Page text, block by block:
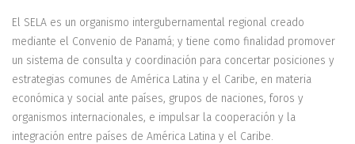
El SELA es un organismo intergubernamental regional creado
mediante el Convenio de Panamá; y tiene como finalidad promover
un sistema de consulta y coordinación para concertar posiciones y
estrategias comunes de América Latina y el Caribe, en materia
económica y social ante países, grupos de naciones, foros y
organismos internacionales, e impulsar la cooperación y la
integración entre países de América Latina y el Caribe.